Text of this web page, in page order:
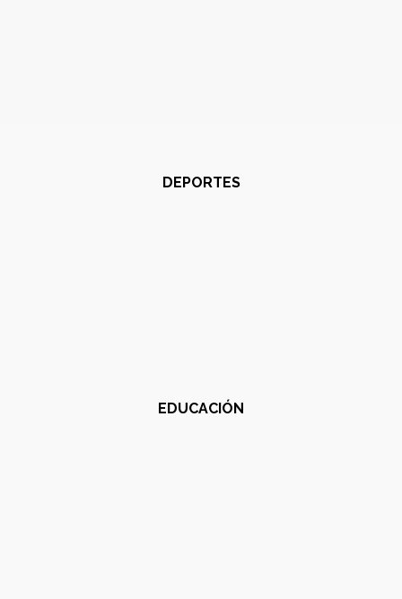
DEPORTES
EDUCACIÓN